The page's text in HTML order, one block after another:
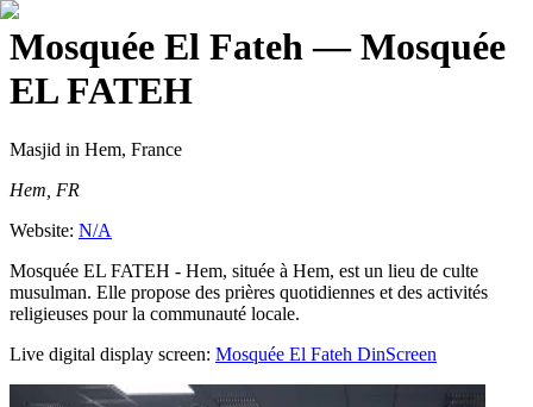
Mosquée El Fateh— Mosquée
EL FATEH
Masjid in Hem, France
Hem, FR
Website: N/A
Mosquée EL FATEH - Hem, située à Hem, est un lieu de culte
musulman. Elle propose des prières quotidiennes et des activités
religieuses pour la communauté locale.
Live digital display screen: Mosquée El Fateh DinScreen